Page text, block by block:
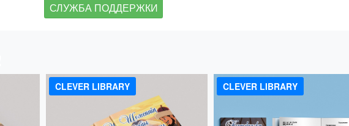
СЛУЖБА ПОДДЕРЖКИ
CLEVER LIBRARY CLEVER LIBRARY